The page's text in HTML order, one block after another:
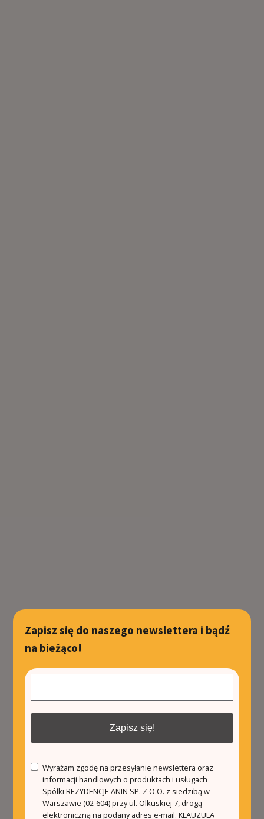
Zapisz się do naszego newslettera i bądź
na bieżąco!
Zapisz się!
Wyrażam zgodę na przesyłanie newslettera oraz
informacji handlowych o produktach i usługach
Spółki REZYDENCJE ANIN SP. Z O.O. z siedzibą w
Warszawie (02-604) przy ul. Olkuskiej 7, drogą
elektroniczną na podany adres e-mail.KLAUZULA